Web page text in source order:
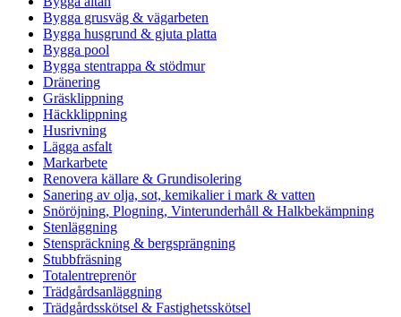
Bygga grusväg & vägarbeten
Bygga husgrund & gjuta platta
Bygga pool
Bygga stentrappa & stödmur
Dränering
Gräsklippning
Häckklippning
Husrivning
Lägga asfalt
Markarbete
Renovera källare & Grundisolering
Sanering av olja, sot, kemikalier i mark & vatten
Snöröjning, Plogning, Vinterunderhåll & Halkbekämpning
Stenläggning
Stenspräckning & bergsprängning
Stubbfräsning
Totalentreprenör
Trädgårdsanläggning
Trädgårdsskötsel & Fastighetsskötsel